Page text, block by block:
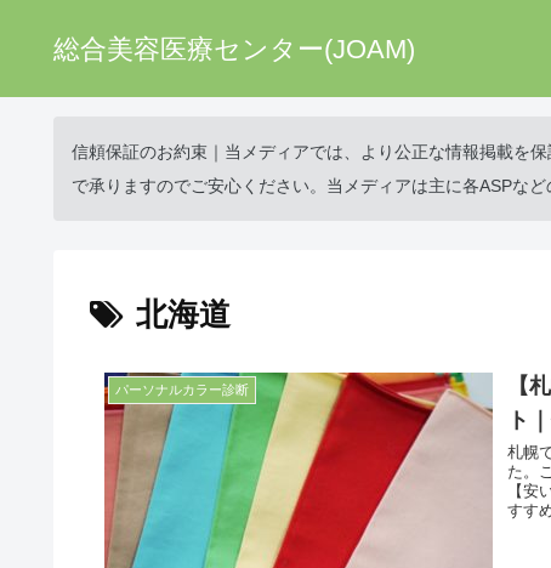
総合美容医療センター(JOAM)
信頼保証のお約束｜当メディアでは、より公正な情報掲載を
で承りますのでご安心ください。当メディアは主に各ASPな
北海道
パーソナルカラー診断
【
ト
札幌
た。
【
すす